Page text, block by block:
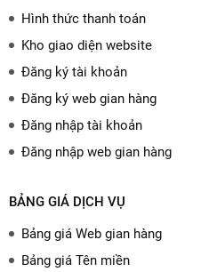
Hình thức thanh toán
Kho giao diện website
Đăng ký tài khoản
Đăng ký web gian hàng
Đăng nhập tài khoản
Đăng nhập web gian hàng
BẢNG GIÁ DỊCH VỤ
Bảng giá Web gian hàng
Bảng giá Tên miền